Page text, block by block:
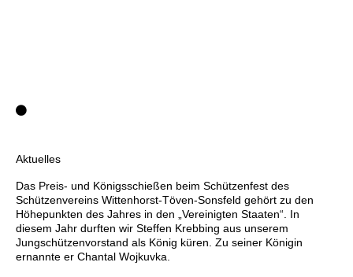
Aktuelles
Das Preis- und Königsschießen beim Schützenfest des
Schützenvereins Wittenhorst-Töven-Sonsfeld gehört zu den
Höhepunkten des Jahres in den „Vereinigten Staaten“. In
diesem Jahr durften wir Steffen Krebbing aus unserem
Jungschützenvorstand als König küren. Zu seiner Königin
ernannte er Chantal Wojkuvka.